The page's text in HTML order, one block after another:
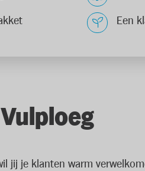
Een
jij je klanten warm